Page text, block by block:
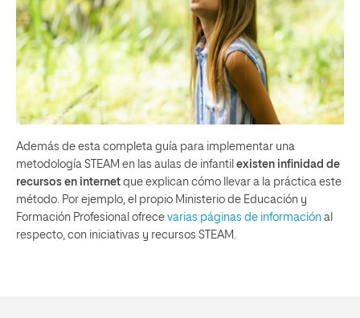
Además de esta completa guía para implementar una
metodología STEAM en las aulas de infantil existen infinidad de
recursos en internet que explican cómo llevar a la práctica este
método. Por ejemplo, el propio Ministerio de Educación y
Formación Profesional ofrece varias páginas de información al
respecto, con iniciativas y recursos STEAM.